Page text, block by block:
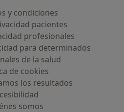
y condiciones
pacientes
profesionales
para determinados
de la salud
de cookies
los resultados
somos